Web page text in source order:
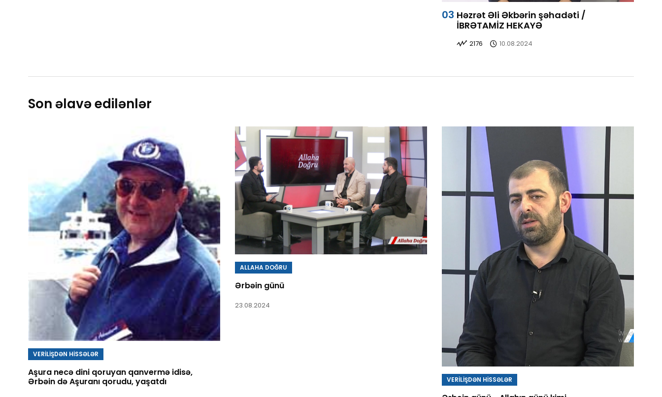
Həzrət Əli Əkbərin şəhadəti /
İBRƏTAMİZ HEKAYƏ
2176 10.08.2024
Son əlavə edilənlər
VERİLİŞDƏN HİSSƏLƏR
Aşura necə dini qoruyan qanvermə idisə,
Ərbəin də Aşuranı qorudu, yaşatdı
ALLAHA DOĞRU
Ərbəin günü
23.08.2024
VERİLİŞDƏN HİSSƏLƏR